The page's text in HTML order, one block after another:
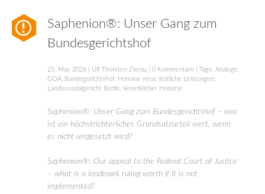
Saphenion®: Unser Gang zum
Bundesgerichtshof
25. May 2026 Ulf Thorsten Zierau 0 Kommentare | Tags: Analoge
GOÄ
Bundegerichtshof Honorar neue ärztliche Leistungen
Landessozialgericht Berlin Venenkleber Honorar
Saphenion®: Unser Gang zum Bundesgerichtshof – was
ist ein höchstrichterliches Grundsatzurteil wert, wenn
es nicht umgesetzt wird?
Saphenion®: Our appeal to the Federal Court of Justice
– what is a landmark ruling worth if it is not
implemented?